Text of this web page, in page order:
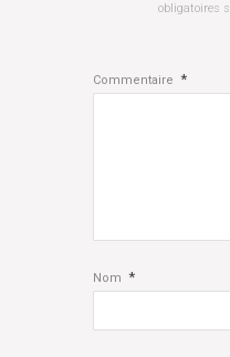
obligatoires
Commentaire *
Nom *